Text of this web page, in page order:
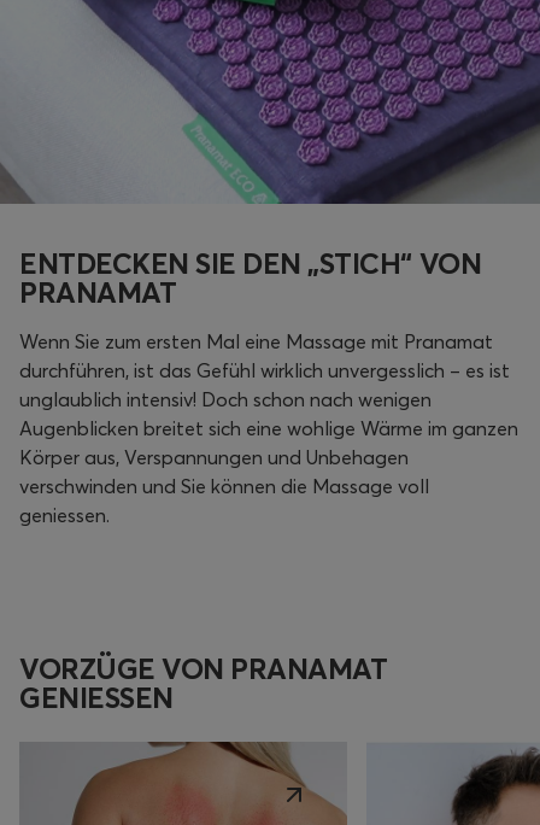
ENTDECKEN SIE DEN „STICH“ VON
PRANAMAT
Wenn Sie zum ersten Mal eine Massage mit Pranamat
durchführen, ist das Gefühl wirklich unvergesslich – es ist
unglaublich intensiv! Doch schon nach wenigen
Augenblicken breitet sich eine wohlige Wärme im ganzen
Körper aus, Verspannungen und Unbehagen
verschwinden und Sie können die Massage voll
geniessen.
VORZÜGE VON PRANAMAT
GENIESSEN